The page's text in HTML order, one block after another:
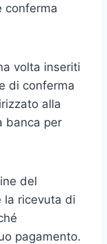
conferma
volta inseriti
di conferma
alla
banca per
del
la ricevuta di
pagamento.